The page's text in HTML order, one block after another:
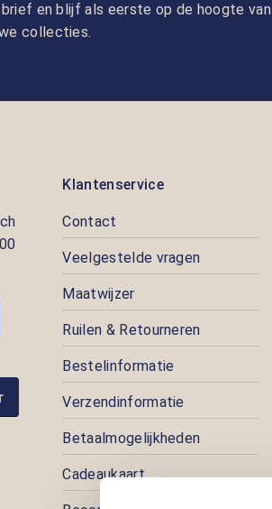
en blijf als eerste op de hoogte van
collecties.
Klantenservice
Contact
Veelgestelde vragen
Maatwijzer
Ruilen & Retourneren
Bestelinformatie
Verzendinformatie
Betaalmogelijkheden
Cadeaukaart